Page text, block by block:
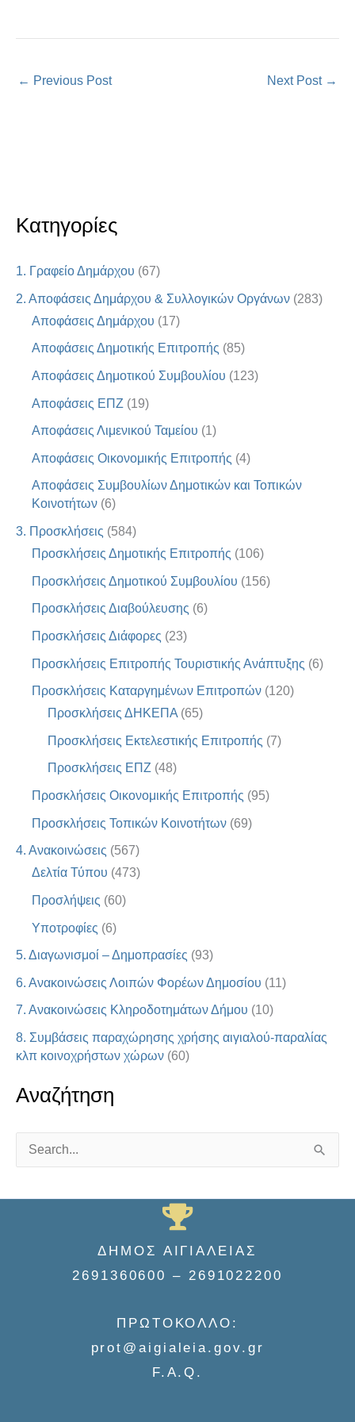
Κατηγορίες
1. Γραφείο Δημάρχου (67)
2. Αποφάσεις Δημάρχου & Συλλογικών Οργάνων (283)
Αποφάσεις Δημάρχου (17)
Αποφάσεις Δημοτικής Επιτροπής (85)
Αποφάσεις Δημοτικού Συμβουλίου (123)
Αποφάσεις ΕΠΖ (19)
Αποφάσεις Λιμενικού Ταμείου (1)
Αποφάσεις Οικονομικής Επιτροπής (4)
Αποφάσεις Συμβουλίων Δημοτικών και Τοπικών
Κοινοτήτων (6)
3. Προσκλήσεις (584)
Προσκλήσεις Δημοτικής Επιτροπής (106)
Προσκλήσεις Δημοτικού Συμβουλίου (156)
Προσκλήσεις Διαβούλευσης (6)
Προσκλήσεις Διάφορες (23)
Προσκλήσεις Επιτροπής Τουριστικής Ανάπτυξης (6)
Προσκλήσεις Καταργημένων Επιτροπών (120)
Προσκλήσεις ΔΗΚΕΠΑ (65)
Προσκλήσεις Εκτελεστικής Επιτροπής (7)
Προσκλήσεις ΕΠΖ (48)
Προσκλήσεις Οικονομικής Επιτροπής (95)
Προσκλήσεις Τοπικών Κοινοτήτων (69)
4. Ανακοινώσεις (567)
Δελτία Τύπου (473)
Προσλήψεις (60)
Υποτροφίες (6)
5. Διαγωνισμοί – Δημοπρασίες (93)
6. Ανακοινώσεις Λοιπών Φορέων Δημοσίου (11)
7. Ανακοινώσεις Κληροδοτημάτων Δήμου (10)
8. Συμβάσεις παραχώρησης χρήσης αιγιαλού-παραλίας
κλπ κοινοχρήστων χώρων (60)
Αναζήτηση
a
← Previous Post Next Post →
ΔΗΜΟΣ ΑΙΓΙΑΛΕΙΑΣ
2691360600 – 2691022200
ΠΡΩΤΟΚΟΛΛΟ:
prot@aigialeia.gov.gr
F.A.Q.